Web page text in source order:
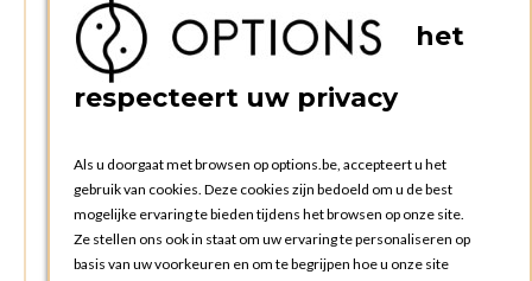
Rue Delvaux 21
4340 AWANS (Othee)
OPENINGSTIJDEN
Openingsuren commerciële afdeling:
Maandag tot en met vrijdag: 09:00u tot 17:00u
het
respecteert uw privacy
Als u doorgaat met browsen op options.be, accepteert u het
gebruik van cookies. Deze cookies zijn bedoeld om u de best
mogelijke ervaring te bieden tijdens het browsen op onze site.
Ze stellen ons ook in staat om uw ervaring te personaliseren op
basis van uw voorkeuren en om te begrijpen hoe u onze site